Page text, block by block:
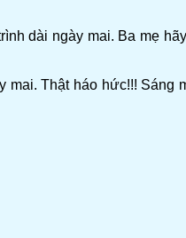
dài ngày mai. Ba mẹ
Thật háo hức!!!